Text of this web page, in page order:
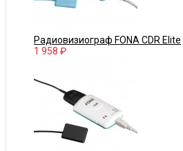
Радиовизиограф FONA CDR Elite
1 958 ₽